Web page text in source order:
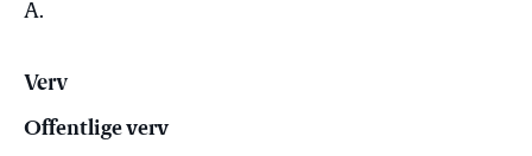
A.
Verv
Offentlige verv